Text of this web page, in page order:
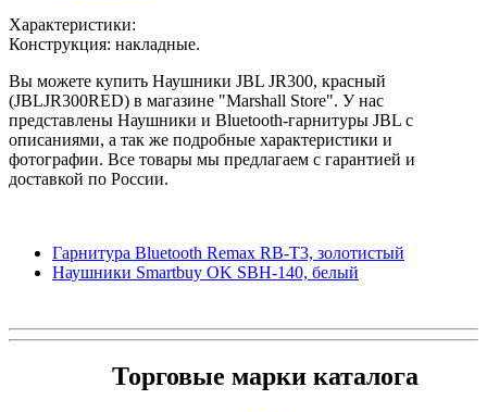
Характеристики:
Конструкция: накладные.
Вы можете купить Наушники JBL JR300, красный
(JBLJR300RED) в магазине "Marshall Store". У нас
представлены Наушники и Bluetooth-гарнитуры JBL с
описаниями, а так же подробные характеристики и
фотографии. Все товары мы предлагаем с гарантией и
доставкой по России.
Гарнитура Bluetooth Remax RB-T3, золотистый
Наушники Smartbuy OK SBH-140, белый
Торговые марки каталога